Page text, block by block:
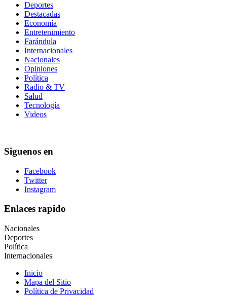
Deportes
Destacadas
Economía
Entretenimiento
Farándula
Internacionales
Nacionales
Opiniones
Política
Radio & TV
Salud
Tecnología
Videos
Siguenos en
Facebook
Twitter
Instagram
Enlaces rapido
Nacionales
Deportes
Política
Internacionales
Inicio
Mapa del Sitio
Política de Privacidad